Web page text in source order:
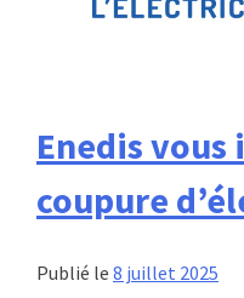
Enedis vous
coupure
Publié le 8 juillet 2025